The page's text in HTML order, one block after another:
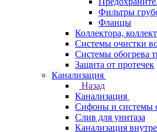
Фильтры
Фланцы
Коллектора,
Системы очистки
Системы обогрева
Защита от протечек
Канализация
Назад
Канализация
Сифоны и системы
Слив для унитаза
Канализация